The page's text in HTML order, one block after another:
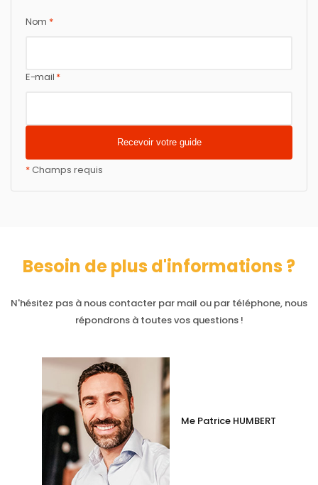
Nom *
E-mail *
*Champs requis
Besoin de plus d'informations ?
N'hésitez pas à nous contacter par mail ou par téléphone, nous
répondrons à toutes vos questions !
Me Patrice HUMBERT